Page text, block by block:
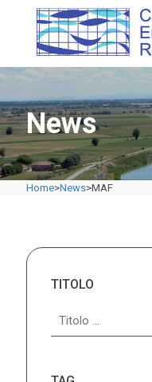
News
Home>News>MAF
TITOLO